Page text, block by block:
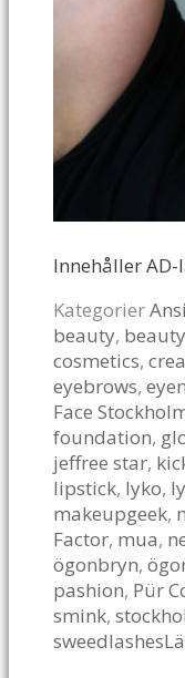
Innehåller
Kategorier
beauty,
cosmetics,
eyebrows,
Face
foundation,
jeffree star,
lipstick, lyko,
makeupgeek,
Factor, mua,
ögonbryn,
pashion, Pür
smink,
sweedlashes